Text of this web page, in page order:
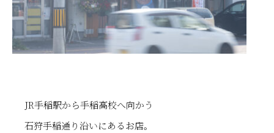
JR手稲駅から手稲高校へ向かう
石狩手稲通り沿いにあるお店。